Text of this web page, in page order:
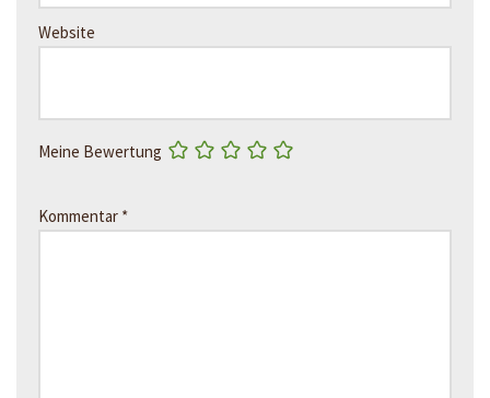
Website
Meine Bewertung
Kommentar *